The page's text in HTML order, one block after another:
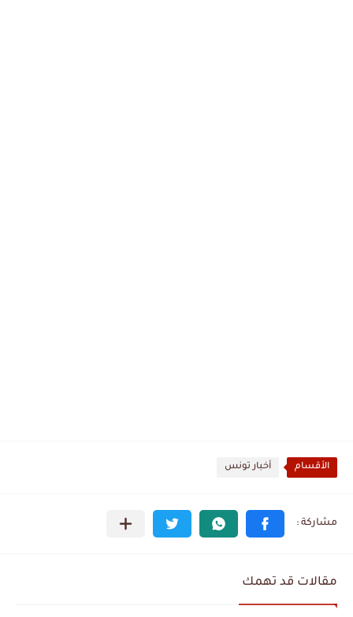
الأقسام أخبار تونس
مقالات قد تهمك